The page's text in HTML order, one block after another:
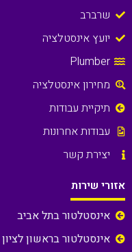
שרברב
יועץ אינסטלציה
Plumber
מחירון אינסטלציה
תיקיית עבודות
עבודות אחרונות
יצירת קשר
אזורי שירות
אינסטלטור בתל אביב
אינסטלטור בראשון לציון